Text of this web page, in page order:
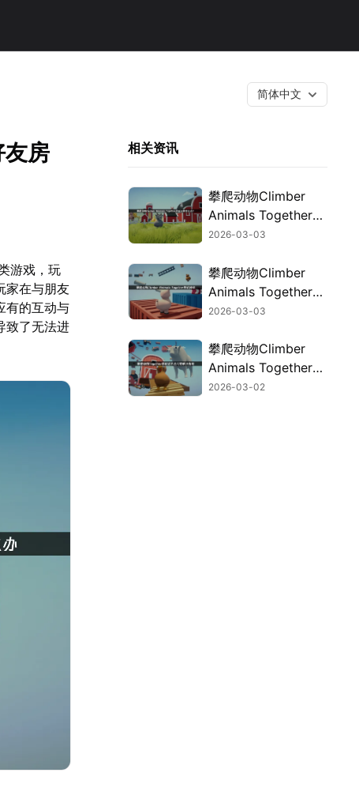
简体中文
房
游戏，玩
家在与朋友
有的互动与
致了无法进
相关资讯
攀爬动物Climber
Animals Together卡
顿原因及UU加速器
2026-03-03
攀爬动物Climber
Animals Together联
机掉线：解决网络延
2026-03-03
攀爬动物Climber
Animals Together联
机进不去问题及UU
2026-03-02